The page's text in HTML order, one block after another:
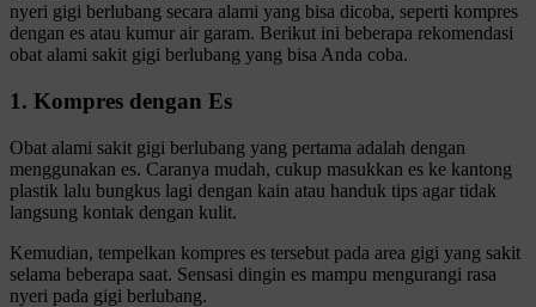
nyeri gigi berlubang secara alami yang bisa dicoba, seperti kompres
dengan es atau kumur air garam. Berikut ini beberapa rekomendasi
obat alami sakit gigi berlubang yang bisa Anda coba.
1. Kompres dengan Es
Obat alami sakit gigi berlubang yang pertama adalah dengan
menggunakan es. Caranya mudah, cukup masukkan es ke kantong
plastik lalu bungkus lagi dengan kain atau handuk tips agar tidak
langsung kontak dengan kulit.
Kemudian, tempelkan kompres es tersebut pada area gigi yang sakit
selama beberapa saat. Sensasi dingin es mampu mengurangi rasa
nyeri pada gigi berlubang.